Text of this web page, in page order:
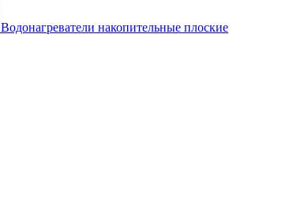
Водонагреватели накопительные плоские